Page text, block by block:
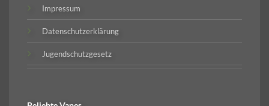
Impressum
Datenschutzerklärung
Jugendschutzgesetz